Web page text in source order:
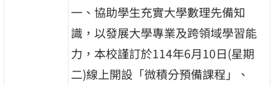
一、協助學生充實大學數理先備知
識，以發展大學專業及跨領域學習能
力，本校謹訂於114年6月10日(星期
二)線上開設「微積分預備課程」、